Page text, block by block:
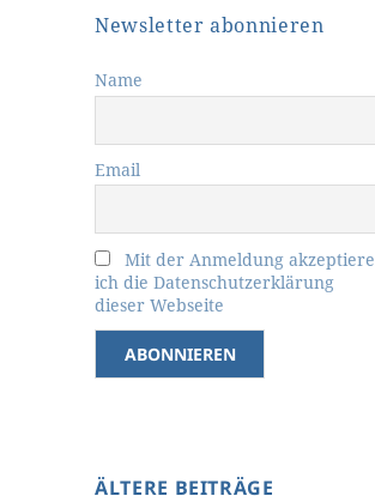
Newsletter abonnieren
Name
Email
Mit der Anmeldung akzeptiere
ich die Datenschutzerklärung
dieser Webseite
ÄLTERE BEITRÄGE